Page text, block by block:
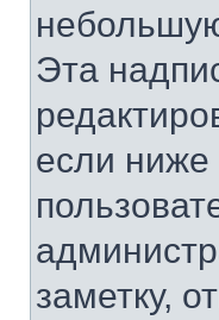
Эта
если ниже
заметку,